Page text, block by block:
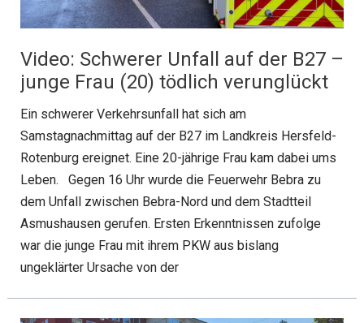
Video: Schwerer Unfall auf der B27 –
junge Frau (20) tödlich verunglückt
Ein schwerer Verkehrsunfall hat sich am
Samstagnachmittag auf der B27 im Landkreis Hersfeld-
Rotenburg ereignet. Eine 20-jährige Frau kam dabei ums
Leben. Gegen 16 Uhr wurde die Feuerwehr Bebra zu
dem Unfall zwischen Bebra-Nord und dem Stadtteil
Asmushausen gerufen. Ersten Erkenntnissen zufolge
war die junge Frau mit ihrem PKW aus bislang
ungeklärter Ursache von der